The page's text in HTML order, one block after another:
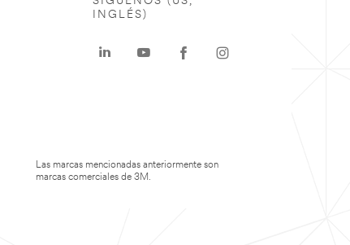
INGLÉS)
Las marcas mencionadas anteriormente son
marcas comerciales de 3M.